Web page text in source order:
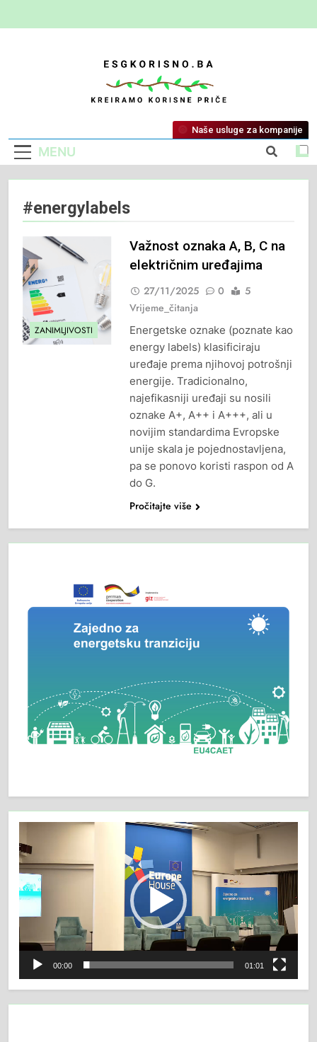
ESG Korisno
Kreiramo Korisne Priče
MENU
Naše usluge za kompanije
#energylabels
ZANIMLJIVOSTI
Važnost oznaka A, B, C na
električnim uređajima
27/11/2025 0
5
Vrijeme_čitanja
Energetske oznake (poznate kao
energy labels) klasificiraju
uređaje prema njihovoj potrošnji
energije. Tradicionalno,
najefikasniji uređaji su nosili
oznake A+, A++ i A+++, ali u
novijim standardima Evropske
unije skala je pojednostavljena,
pa se ponovo koristi raspon od A
do G.
Pročitajte više
Player
00:00 01:01